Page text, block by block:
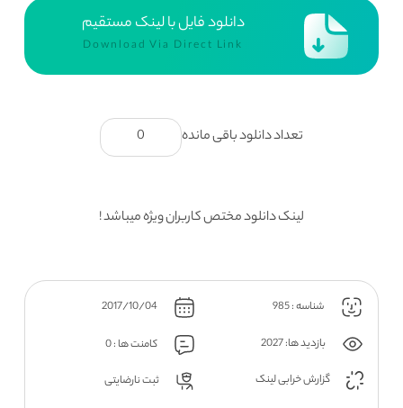
دانلود فایل با لینک مستقیم
Download Via Direct Link
تعداد دانلود باقی مانده 0
لینک دانلود مختص کاربران ویژه میباشد !
شناسه : 985 2017/10/04
بازدید ها: 2027
کامنت ها : 0
گزارش خرابی لینک
ثبت نارضایتی